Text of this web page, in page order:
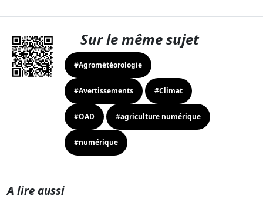
Sur le même sujet
#Agrométéorologie
#Avertissements #Climat
#OAD #agriculture numérique
#numérique
A lire aussi